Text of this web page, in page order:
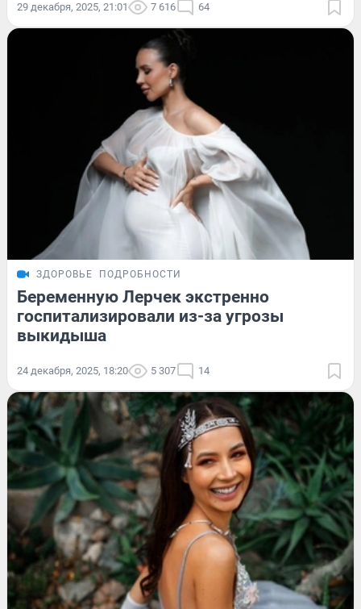
29 декабря, 2025, 21:01 7 616 64
ЗДОРОВЬЕ ПОДРОБНОСТИ
Беременную Лерчек экстренно
госпитализировали из-за угрозы
выкидыша
24 декабря, 2025, 18:20 5 307 14